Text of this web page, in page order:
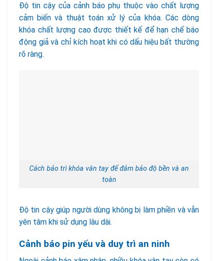
Độ tin cậy của cảnh báo phụ thuộc vào chất lượng
cảm biến và thuật toán xử lý của khóa. Các dòng
khóa chất lượng cao được thiết kế để hạn chế báo
động giả và chỉ kích hoạt khi có dấu hiệu bất thường
rõ ràng.
Cách bảo trì khóa vân tay để đảm bảo độ bền và an
toàn
Độ tin cậy giúp người dùng không bị làm phiền và vẫn
yên tâm khi sử dụng lâu dài.
Cảnh báo pin yếu và duy trì an ninh